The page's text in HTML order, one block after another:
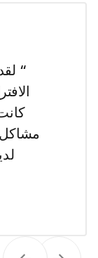
“ أنا
لي
في